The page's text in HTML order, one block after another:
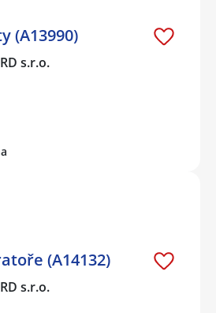
(A13990)
s.r.o.
(A14132)
s.r.o.